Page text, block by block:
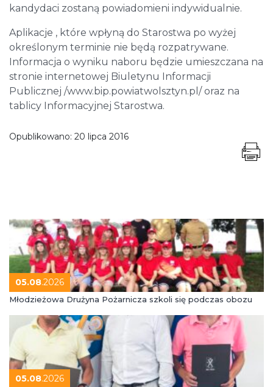
kandydaci zostaną powiadomieni indywidualnie.
Aplikacje , które wpłyną do Starostwa po wyżej
określonym terminie nie będą rozpatrywane.
Informacja o wyniku naboru będzie umieszczana na
stronie internetowej Biuletynu Informacji
Publicznej /www.bip.powiatwolsztyn.pl/ oraz na
tablicy Informacyjnej Starostwa.
Opublikowano: 20 lipca 2016
05.08.2026
Młodzieżowa Drużyna Pożarnicza szkoli się podczas obozu
05.08.2026